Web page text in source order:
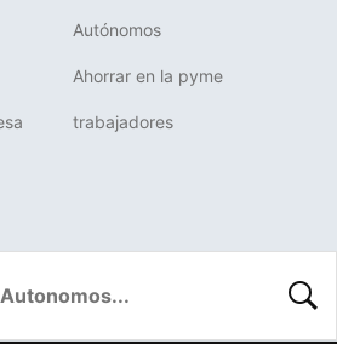
Autónomos
Ahorrar en la pyme
trabajadores